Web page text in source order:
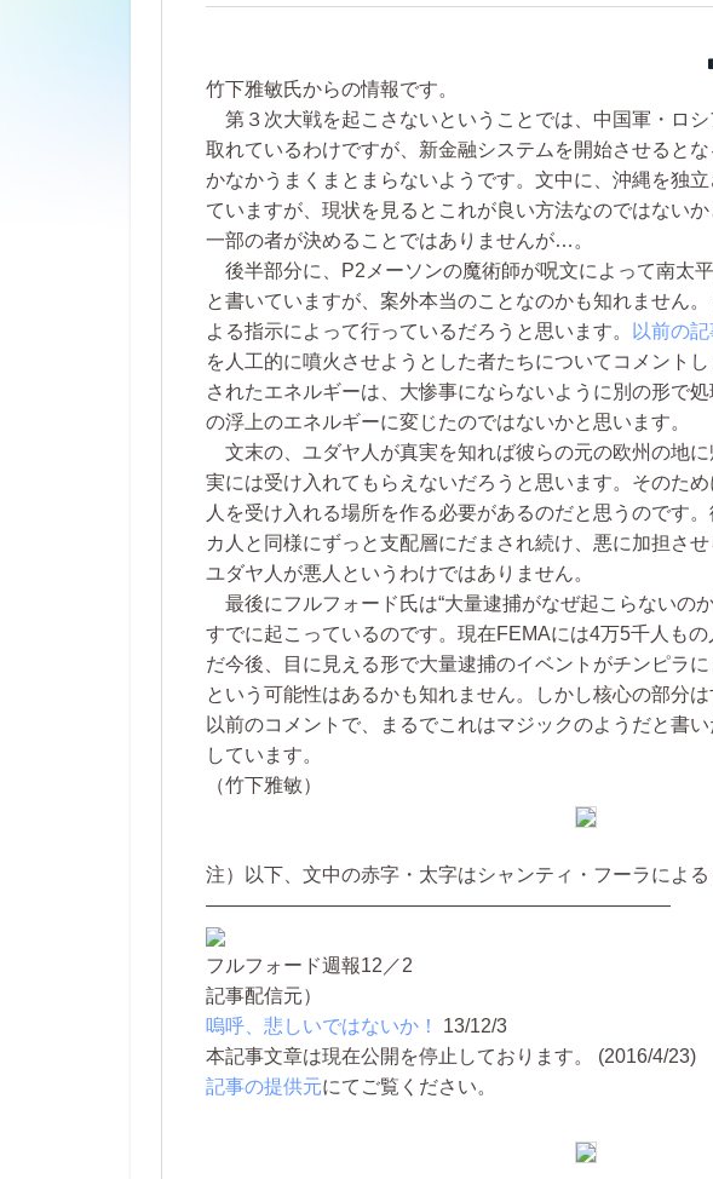
竹下雅敏氏からの情報です。
第３次大戦を起こさないということでは、中国軍・ロ
取れているわけですが、新金融システムを開始させると
かなかうまくまとまらないようです。文中に、沖縄を独
ていますが、現状を見るとこれが良い方法なのではない
一部の者が決めることではありませんが…。
後半部分に、P2メーソンの魔術師が呪文によって南太
と書いていますが、案外本当のことなのかも知れません
よる指示によって行っているだろうと思います。
以前の
を人工的に噴火させようとした者たちについてコメント
されたエネルギーは、大惨事にならないように別の形で
の浮上のエネルギーに変じたのではないかと思います。
文末の、ユダヤ人が真実を知れば彼らの元の欧州の地
実には受け入れてもらえないだろうと思います。そのた
人を受け入れる場所を作る必要があるのだと思うのです
カ人と同様にずっと支配層にだまされ続け、悪に加担させ
ユダヤ人が悪人というわけではありません。
最後にフルフォード氏は“大量逮捕がなぜ起こらないの
すでに起こっているのです。現在FEMAには4万5千人も
だ今後、目に見える形で大量逮捕のイベントがチンピラ
という可能性はあるかも知れません。しかし核心の部分は
以前のコメントで、まるでこれはマジックのようだと書
しています。
（竹下雅敏）
注）以下、文中の赤字・太字はシャンティ・フーラによる
————————————————————————
フルフォード週報12／2
記事配信元）
嗚呼、悲しいではないか！
13/12/3
本記事文章は現在公開を停止しております。 (2016/4/23)
記事の提供元にてご覧ください。